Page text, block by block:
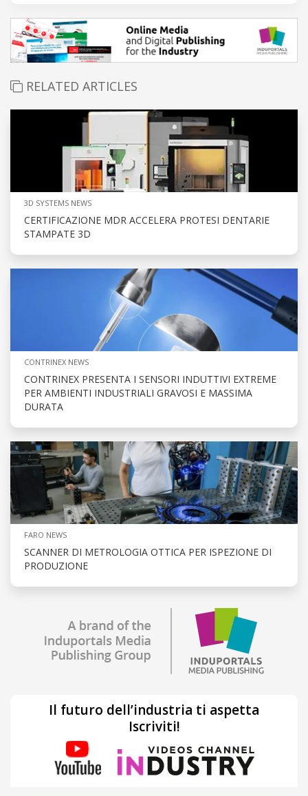
RELATED ARTICLES
3D SYSTEMS NEWS
CERTIFICAZIONE MDR ACCELERA PROTESI DENTARIE
STAMPATE 3D
CONTRINEX NEWS
CONTRINEX PRESENTA I SENSORI INDUTTIVI EXTREME
PER AMBIENTI INDUSTRIALI GRAVOSI E MASSIMA
DURATA
FARO NEWS
SCANNER DI METROLOGIA OTTICA PER ISPEZIONE DI
PRODUZIONE
Il futuro dell’industria ti aspetta
Iscriviti!